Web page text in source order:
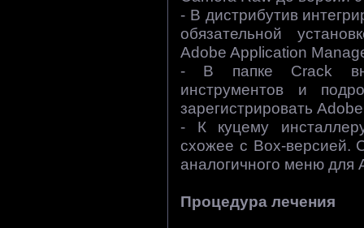
- В дистрибутив
обязательной
Adobe Application
- В папке Crack
инструментов и
зарегистрировать
- К куцему
схожее с Box-версией.
аналогичного меню для
Процедура лечения